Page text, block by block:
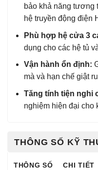
bảo khả năng tương
hệ truyền động điện
Phù hợp hệ cửa 3
dụng cho các hệ tủ
Vận hành ổn định:
mà và hạn chế giật
Tăng tính tiện nghi
nghiệm hiện đại cho
THÔNG SỐ KỸ
THÔNG SỐ
CHI TIẾT